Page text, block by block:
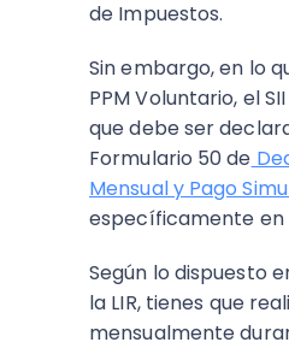
de Impuestos.
Sin embargo, en lo
PPM Voluntario, el
que debe ser
Formulario 50 de
Mensual y Pago
específicamente en
Según lo dispuesto
la LIR, tienes que
mensualmente